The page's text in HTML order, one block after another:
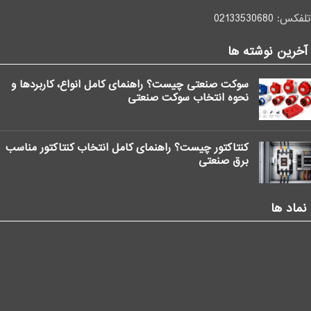
تلفکس: 02133530680
آخرین نوشته ها
سوکت صنعتی چیست؟ راهنمای کامل انواع، کاربردها و
نحوه انتخاب سوکت صنعتی
کنتاکتور چیست؟ راهنمای کامل انتخاب کنتاکتور مناسب
برق صنعتی
نماد ها